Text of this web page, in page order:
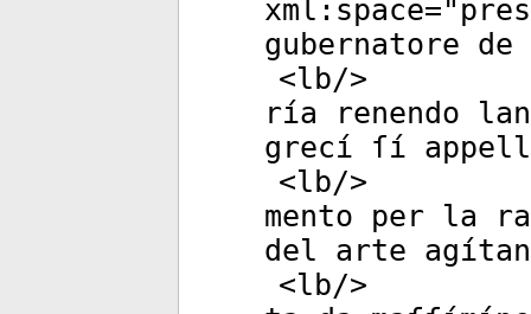
xml:space="
gubernatore de
<lb/>
ría renendo
grecí ſí
<lb/>
mento per la
del arte
<lb/>